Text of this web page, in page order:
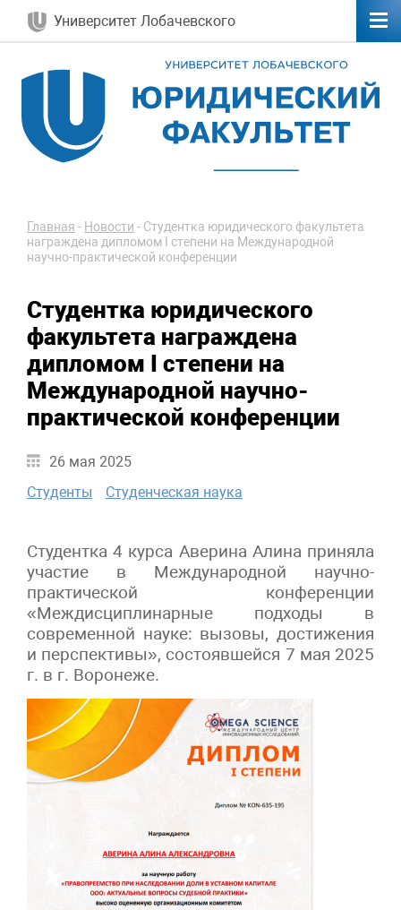
Университет Лобачевского
Главная - Новости - Студентка юридического факультета
награждена дипломом I степени на Международной
научно-практической конференции
Студентка юридического
факультета награждена
дипломом I степени на
Международной научно-
практической конференции
26 мая 2025
Студенты
Студенческая наука
Студентка 4 курса Аверина Алина приняла
участие в Международной научно-
практической конференции
«Междисциплинарные подходы в
современной науке: вызовы, достижения
и перспективы», состоявшейся 7 мая 2025
г. в г. Воронеже.